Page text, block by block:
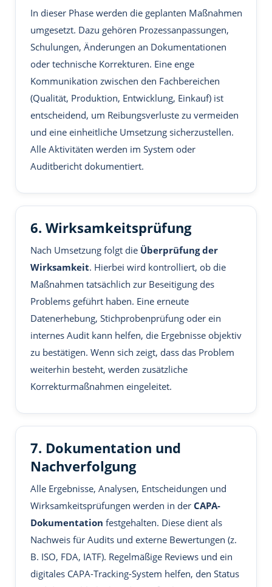
In dieser Phase werden die geplanten Maßnahmen
umgesetzt. Dazu gehören Prozessanpassungen,
Schulungen, Änderungen an Dokumentationen
oder technische Korrekturen. Eine enge
Kommunikation zwischen den Fachbereichen
(Qualität, Produktion, Entwicklung, Einkauf) ist
entscheidend, um Reibungsverluste zu vermeiden
und eine einheitliche Umsetzung sicherzustellen.
Alle Aktivitäten werden im System oder
Auditbericht dokumentiert.
6. Wirksamkeitsprüfung
Nach Umsetzung folgt die Überprüfung der
Wirksamkeit. Hierbei wird kontrolliert, ob die
Maßnahmen tatsächlich zur Beseitigung des
Problems geführt haben. Eine erneute
Datenerhebung, Stichprobenprüfung oder ein
internes Audit kann helfen, die Ergebnisse objektiv
zu bestätigen. Wenn sich zeigt, dass das Problem
weiterhin besteht, werden zusätzliche
Korrekturmaßnahmen eingeleitet.
7. Dokumentation und
Nachverfolgung
Alle Ergebnisse, Analysen, Entscheidungen und
Wirksamkeitsprüfungen werden in der CAPA-
Dokumentation festgehalten. Diese dient als
Nachweis für Audits und externe Bewertungen (z.
B. ISO, FDA, IATF). Regelmäßige Reviews und ein
digitales CAPA-Tracking-System helfen, den Status